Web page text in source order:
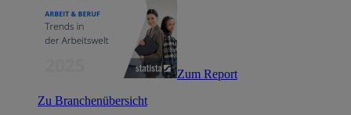
Zum Report
Zu Branchenübersicht